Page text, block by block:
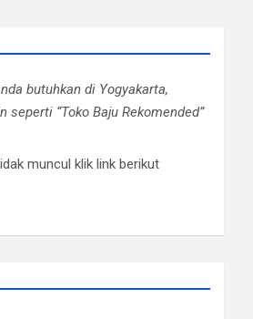
butuhkan di Yogyakarta,
seperti “Toko Baju Rekomended”
muncul klik link berikut